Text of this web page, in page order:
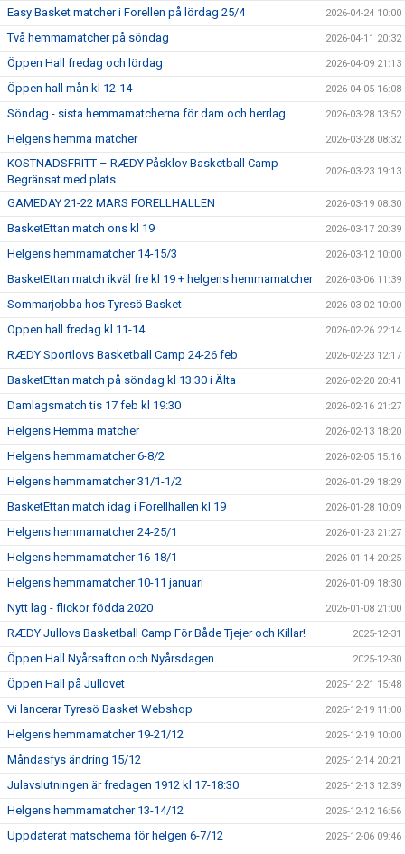
Easy Basket matcher i Forellen på lördag 25/4 2026-04-24 10:00
Två hemmamatcher på söndag 2026-04-11 20:32
Öppen Hall fredag och lördag 2026-04-09 21:13
Öppen hall mån kl 12-14 2026-04-05 16:08
Söndag - sista hemmamatcherna för dam och herrlag 2026-03-28 13:52
Helgens hemma matcher 2026-03-28 08:32
KOSTNADSFRITT – RÆDY Påsklov Basketball Camp -
Begränsat med plats
2026-03-23 19:13
GAMEDAY 21-22 MARS FORELLHALLEN 2026-03-19 08:30
BasketEttan match ons kl 19 2026-03-17 20:39
Helgens hemmamatcher 14-15/3 2026-03-12 10:00
BasketEttan match ikväl fre kl 19 + helgens hemmamatcher 2026-03-06 11:39
Sommarjobba hos Tyresö Basket 2026-03-02 10:00
Öppen hall fredag kl 11-14 2026-02-26 22:14
RÆDY Sportlovs Basketball Camp 24-26 feb 2026-02-23 12:17
BasketEttan match på söndag kl 13:30 i Älta 2026-02-20 20:41
Damlagsmatch tis 17 feb kl 19:30 2026-02-16 21:27
Helgens Hemma matcher 2026-02-13 18:20
Helgens hemmamatcher 6-8/2 2026-02-05 15:16
Helgens hemmamatcher 31/1-1/2 2026-01-29 18:29
BasketEttan match idag i Forellhallen kl 19 2026-01-28 10:09
Helgens hemmamatcher 24-25/1 2026-01-23 21:27
Helgens hemmamatcher 16-18/1 2026-01-14 20:25
Helgens hemmamatcher 10-11 januari 2026-01-09 18:30
Nytt lag - flickor födda 2020 2026-01-08 21:00
RÆDY Jullovs Basketball Camp För Både Tjejer och Killar! 2025-12-31
Öppen Hall Nyårsafton och Nyårsdagen 2025-12-30
Öppen Hall på Jullovet 2025-12-21 15:48
Vi lancerar Tyresö Basket Webshop 2025-12-19 11:00
Helgens hemmamatcher 19-21/12 2025-12-19 10:00
Måndasfys ändring 15/12 2025-12-14 20:21
Julavslutningen är fredagen 1912 kl 17-18:30 2025-12-13 12:39
Helgens hemmamatcher 13-14/12 2025-12-12 16:56
Uppdaterat matschema för helgen 6-7/12 2025-12-06 09:46